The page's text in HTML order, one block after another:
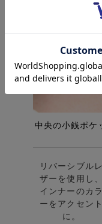
リバーシブルレ
ザーを使用し、
インナーのカラ
ーをアクセント
に。